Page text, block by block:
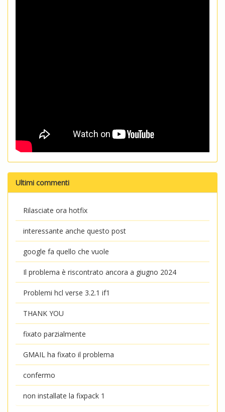
Ultimi commenti
Rilasciate ora hotfix
interessante anche questo post
google fa quello che vuole
Il problema è riscontrato ancora a giugno 2024
Problemi hcl verse 3.2.1 if1
THANK YOU
fixato parzialmente
GMAIL ha fixato il problema
confermo
non installate la fixpack 1